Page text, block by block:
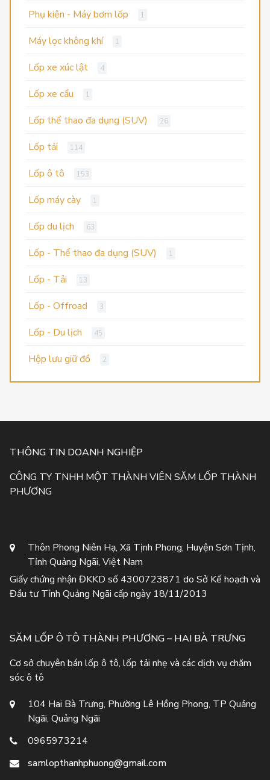
Phụ kiện - Máy bơm lốp 1
Máy lọc không khí 1
Lốp xe xúc lật 4
Lốp xe cẩu 1
Lốp thể thao đa dụng (SUV) 26
Lốp tải 114
Lốp ô tô 153
Lốp máy cày 1
Lốp du lịch 63
Lốp - Thể thao đa dụng (SUV) 1
Lốp - Tải 13
Lốp - Offroad 3
Lốp - Du lịch 45
Hộp lưu giữ đồ 2
THÔNG TIN DOANH NGHIỆP
CÔNG TY TNHH MỘT THÀNH VIÊN SĂM LỐP THÀNH
PHƯƠNG
Thôn Phong Niên Hạ, Xã Tịnh Phong, Huyện Sơn Tịnh,
Tỉnh Quảng Ngãi, Việt Nam
Giấy chứng nhận ĐKKD số 4300723871 do Sở Kế hoạch và
Đầu tư Tỉnh Quảng Ngãi cấp ngày 18/11/2013
SĂM LỐP Ô TÔ THÀNH PHƯƠNG – HAI BÀ TRƯNG
Cơ sở chuyên bán lốp ô tô, lốp tải nhẹ và các dịch vụ chăm
sóc ô tô
104 Hai Bà Trưng, Phường Lê Hồng Phong, TP Quảng
Ngãi, Quảng Ngãi
0965973214
samlopthanhphuong@gmail.com